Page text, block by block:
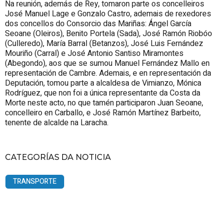
Na reunión, además de Rey, tomaron parte os concelleiros
José Manuel Lage e Gonzalo Castro, ademais de rexedores
dos concellos do Consorcio das Mariñas: Ángel García
Seoane (Oleiros), Benito Portela (Sada), José Ramón Riobóo
(Culleredo), María Barral (Betanzos), José Luis Fernández
Mouriño (Carral) e José Antonio Santiso Miramontes
(Abegondo), aos que se sumou Manuel Fernández Mallo en
representación de Cambre. Ademais, e en representación da
Deputación, tomou parte a alcaldesa de Vimianzo, Mónica
Rodríguez, que non foi a única representante da Costa da
Morte neste acto, no que tamén participaron Juan Seoane,
concelleiro en Carballo, e José Ramón Martínez Barbeito,
tenente de alcalde na Laracha.
CATEGORÍAS DA NOTICIA
TRANSPORTE